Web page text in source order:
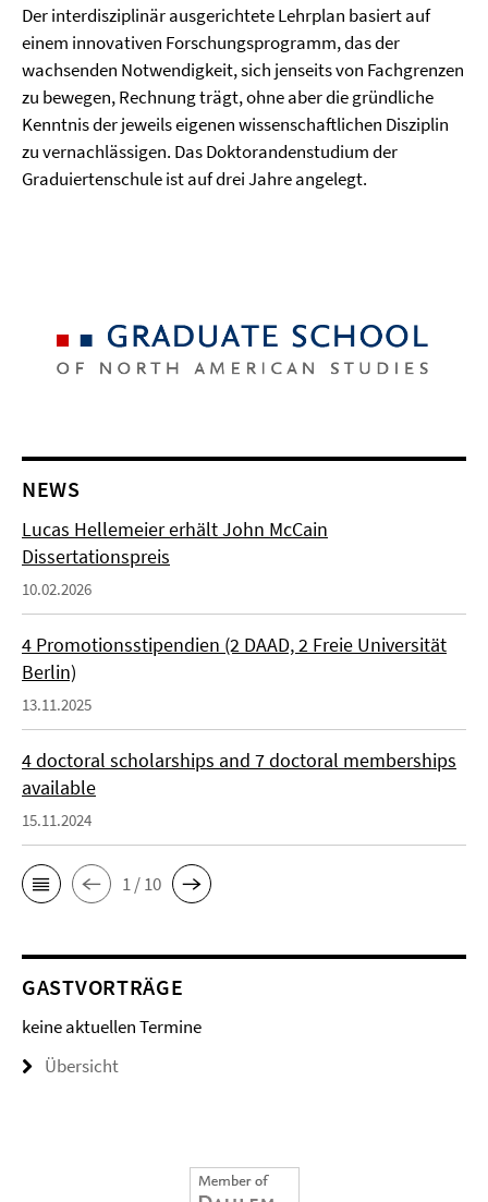
Der interdisziplinär ausgerichtete Lehrplan basiert auf
einem innovativen Forschungsprogramm, das der
wachsenden Notwendigkeit, sich jenseits von Fachgrenzen
zu bewegen, Rechnung trägt, ohne aber die gründliche
Kenntnis der jeweils eigenen wissenschaftlichen Disziplin
zu vernachlässigen. Das Doktorandenstudium der
Graduiertenschule ist auf drei Jahre angelegt.
NEWS
Lucas Hellemeier erhält John McCain
Dissertationspreis
10.02.2026
4 Promotionsstipendien (2 DAAD, 2 Freie Universität
Berlin)
13.11.2025
4 doctoral scholarships and 7 doctoral memberships
available
15.11.2024
1 / 10
GASTVORTRÄGE
keine aktuellen Termine
Übersicht